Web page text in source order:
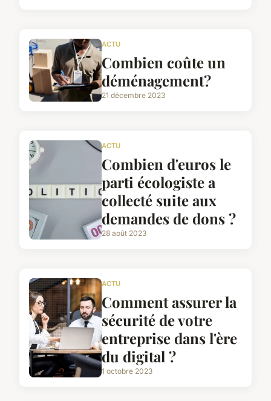
ACTU
Combien coûte un
déménagement?
21 décembre 2023
ACTU
Combien d'euros le
parti écologiste a
collecté suite aux
demandes de dons ?
28 août 2023
ACTU
Comment assurer la
sécurité de votre
entreprise dans l'ère
du digital ?
1 octobre 2023